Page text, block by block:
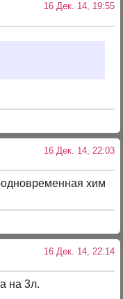
16 Дек. 14, 19:55
16 Дек. 14, 22:03
хим
16 Дек. 14, 22:14
на 3л.